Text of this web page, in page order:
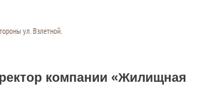
ул. Взлетной.
компании «Жилищная